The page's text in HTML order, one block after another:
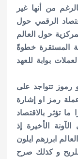
من أنها غير
الرقمي حول
حول العالم
المستقرة خطوةً
بوابة للعهد
رموز تتواجد على
رمز او إشارة
تؤثر بالاقتصاد
الأخيرة إذ
ابرزهم ايلون
و كذلك صرح